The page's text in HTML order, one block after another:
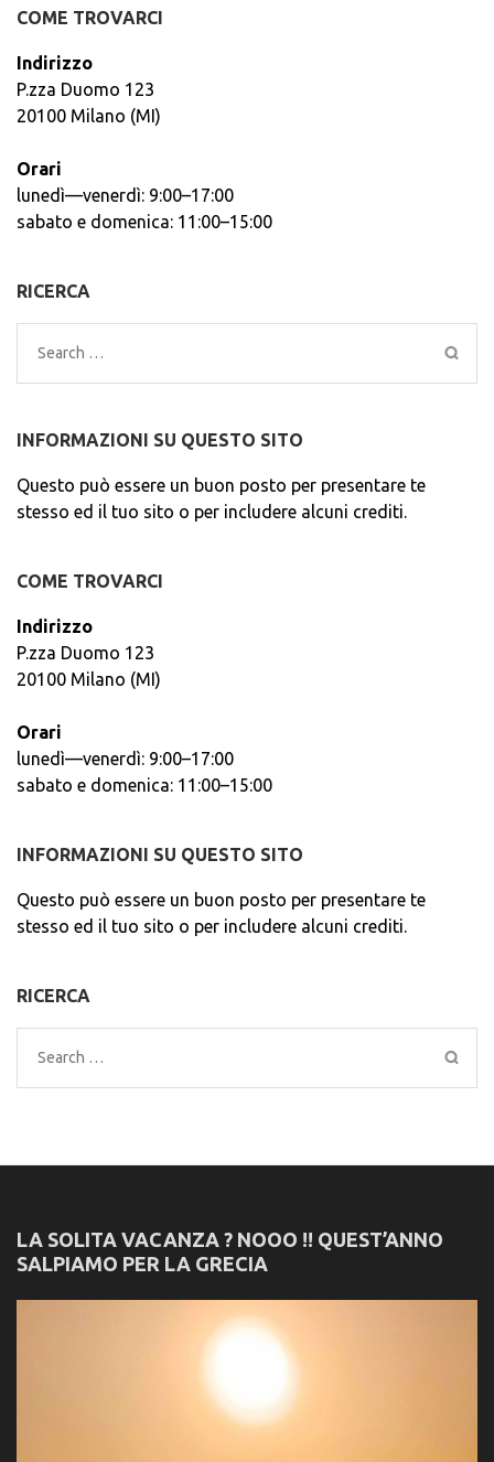
COME TROVARCI
Indirizzo
P.zza Duomo 123
20100 Milano (MI)
Orari
lunedì—venerdì: 9:00–17:00
sabato e domenica: 11:00–15:00
RICERCA
Search
for:
INFORMAZIONI SU QUESTO SITO
Questo può essere un buon posto per presentare te
stesso ed il tuo sito o per includere alcuni crediti.
COME TROVARCI
Indirizzo
P.zza Duomo 123
20100 Milano (MI)
Orari
lunedì—venerdì: 9:00–17:00
sabato e domenica: 11:00–15:00
INFORMAZIONI SU QUESTO SITO
Questo può essere un buon posto per presentare te
stesso ed il tuo sito o per includere alcuni crediti.
RICERCA
Search
for:
LA SOLITA VACANZA ? NOOO !! QUEST’ANNO
SALPIAMO PER LA GRECIA